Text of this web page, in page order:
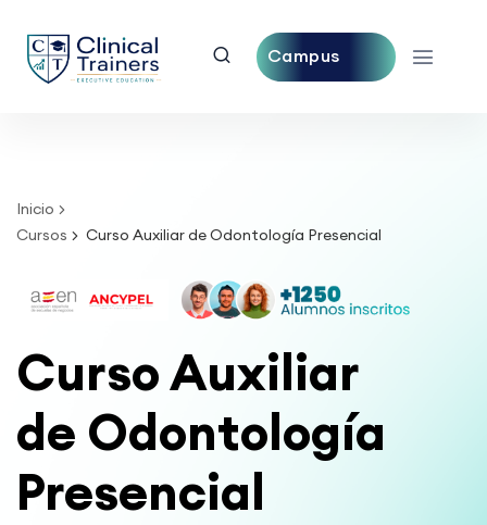
Campus
Inicio
Cursos
Curso Auxiliar de Odontología Presencial
Curso Auxiliar
de Odontología
Presencial